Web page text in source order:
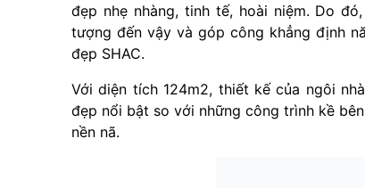
đẹp nhẹ nhàng, tinh tế, hoài niệm. Do
tượng đến vậy và góp công khẳng định
đẹp SHAC.
Với diện tích 124m2, thiết kế của ngôi
đẹp nổi bật so với những công trình kề
nền nã.